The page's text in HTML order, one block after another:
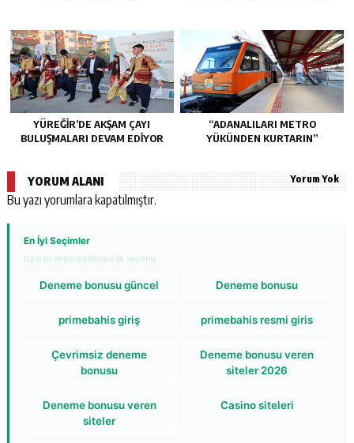
YÜREĞİR’DE AKŞAM ÇAYI
BULUŞMALARI DEVAM EDİYOR
“ADANALILARI METRO
YÜKÜNDEN KURTARIN”
YORUM ALANI Yorum Yok
Bu yazı yorumlara kapatılmıştır.
En İyi Seçimler
Uzman değerlendirmesi ile seçilmiş
Deneme bonusu güncel Deneme bonusu
primebahis giriş primebahis resmi giris
Çevrimsiz deneme
bonusu
Deneme bonusu veren
siteler 2026
Deneme bonusu veren
siteler
Casino siteleri